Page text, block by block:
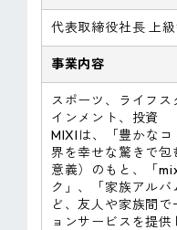
代表取締役社長 上
事業内容
スポーツ、ライフ
インメント、投資
MIXIは、「豊かな
界を幸せな驚きで
意義）のもと、「
ク」、「家族アルバ
ど、友人や家族間
ョンサービスを提